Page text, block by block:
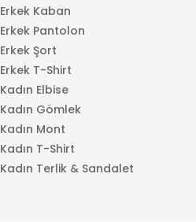
Erkek Kaban
Erkek Pantolon
Erkek Şort
Erkek T-Shirt
Kadın Elbise
Kadın Gömlek
Kadın Mont
Kadın T-Shirt
Kadın Terlik & Sandalet